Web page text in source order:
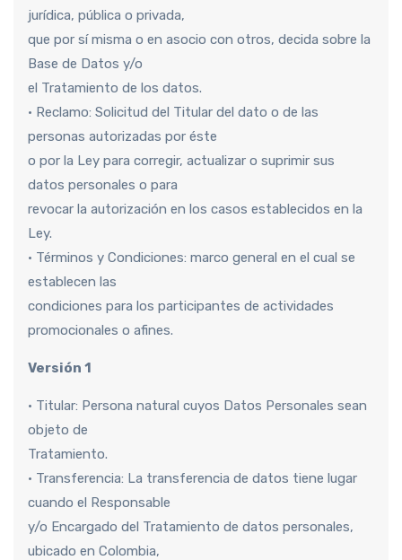
jurídica, pública o privada,
que por sí misma o en asocio con otros, decida sobre la
Base de Datos y/o
el Tratamiento de los datos.
• Reclamo: Solicitud del Titular del dato o de las
personas autorizadas por éste
o por la Ley para corregir, actualizar o suprimir sus
datos personales o para
revocar la autorización en los casos establecidos en la
Ley.
• Términos y Condiciones: marco general en el cual se
establecen las
condiciones para los participantes de actividades
promocionales o afines.
Versión 1
• Titular: Persona natural cuyos Datos Personales sean
objeto de
Tratamiento.
• Transferencia: La transferencia de datos tiene lugar
cuando el Responsable
y/o Encargado del Tratamiento de datos personales,
ubicado en Colombia,